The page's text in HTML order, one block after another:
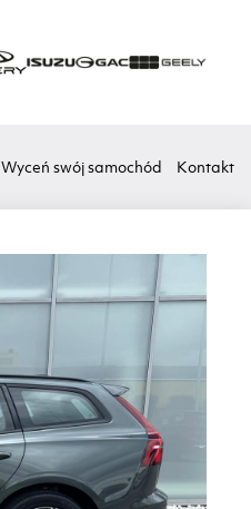
Wyceń swój samochód Kontakt